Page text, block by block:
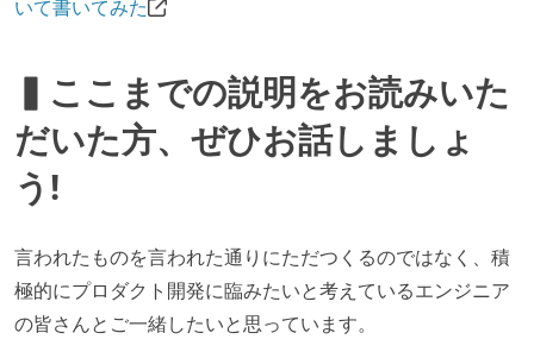
いて書いてみた
▍ここまでの説明をお読みいた
だいた方、ぜひお話しましょ
う!
言われたものを言われた通りにただつくるのではなく、積
極的にプロダクト開発に臨みたいと考えているエンジニア
の皆さんとご一緒したいと思っています。